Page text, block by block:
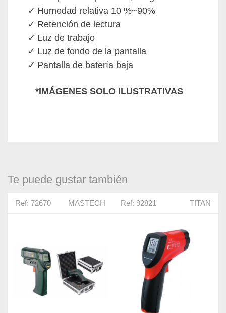
Humedad relativa 10 %~90%
Retención de lectura
Luz de trabajo
Luz de fondo de la pantalla
Pantalla de batería baja
*IMÁGENES SOLO ILUSTRATIVAS
Te puede gustar también
Ref: 72670 MASTECH Ref: 92821 TITAN